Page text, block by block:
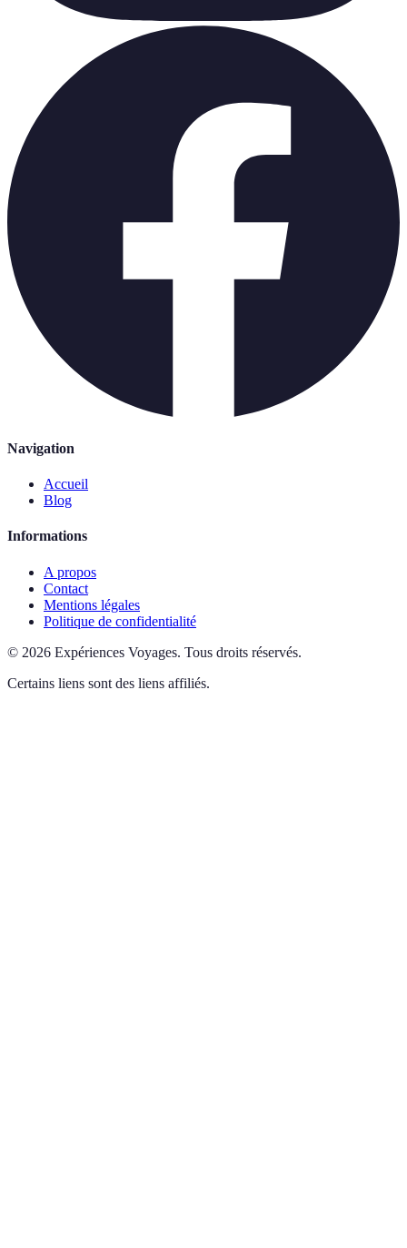
Navigation
Accueil
Blog
Informations
A propos
Contact
Mentions légales
Politique de confidentialité
© 2026 Expériences Voyages. Tous droits réservés.
Certains liens sont des liens affiliés.